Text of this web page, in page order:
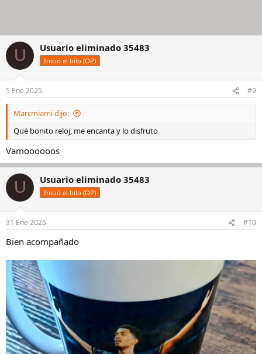
U Usuario eliminado 35483
Inició el hilo (OP)
5 Ene 2025 #9
Marcmiami dijo:
Qué bonito reloj, me encanta y lo disfruto
Vamoooooos
U Usuario eliminado 35483
Inició el hilo (OP)
31 Ene 2025 #10
Bien acompañado